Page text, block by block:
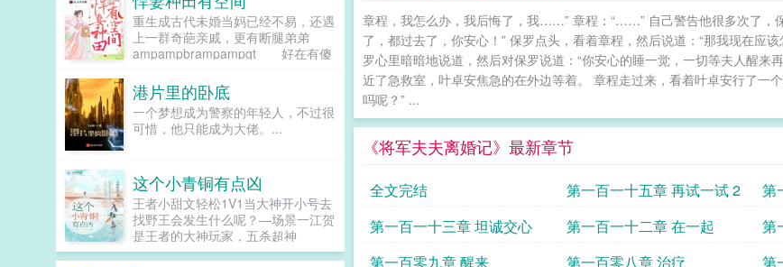
章程，我怎么办，我后悔了，我……” 章程：“……” 自己警告他很多次了，
了，都过去了，你安心！” 保罗点头，看着章程，然后说道：“那我现在
罗心里暗暗地说道，然后对保罗说道：“你安心的睡一觉，一切等夫人醒
近了急救室，叶卓安焦急的在外边等着。 章程走过来，看着叶卓安行了一
吗呢？” ...
《将军夫夫离婚记》最新章节
全文完结 第一百一十五章 再试一试 2 第
第一百一十三章 坦诚交心
第一百一十二章 在一起 第
第一百零九章 醒来
第一百零八章 治疗 第
我可是有系统的人！系统可说了，只
要绑定成功，就有新手礼包。赐福守
护灵真实伤害天赋，无时空限制的真
哦！真实伤害懂不懂？无视防御！超
厉害的！她以为十三是因为赐福才答
应的，其实他只不过是太无聊了而
已。在这蠢萌灵师的影响下，他有了
答，只一剑斩出...
警告病毒进化系统已解锁并绑定，请
立刻完成寄生...
重生成古代未婚当妈已经不易，还遇
上一群奇葩亲戚，更有断腿弟弟
ampampbrampampgt 好在有傻
实笨屠户人设呢？
ampampbrampampgt 为啥她想
当个农民，养猪养鸭不小心还养出一
个异姓王！
港片里的卧底
一个梦想成为警察的年轻人，不过很
可惜，他只能成为大佬。...
这个小青铜有点凶
王者小甜文轻松1V1当大神开小号去
找野王会发生什么呢？—场景一江贺
是王者的大神玩家，五杀超神
MVP…这些都是他在峡谷看腻了的